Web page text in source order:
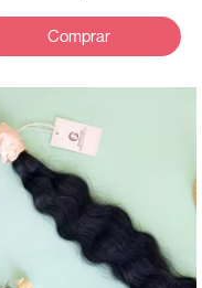
Comprar